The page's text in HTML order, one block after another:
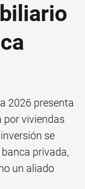
2026 presenta
por viviendas
se
privada,
un aliado